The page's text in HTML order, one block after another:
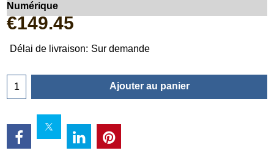
Numérique
€149.45
Délai de livraison: Sur demande
Ajouter au panier